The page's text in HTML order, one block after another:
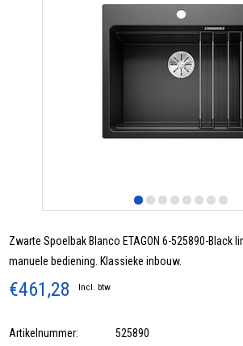
Zwarte Spoelbak Blanco ETAGON 6-525890-Black
manuele bediening. Klassieke inbouw.
€461,28 Incl. btw
Artikelnummer:
525890